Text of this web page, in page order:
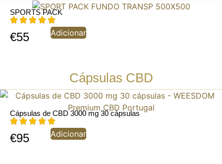
SPORTS PACK
€55 Adicionar
Cápsulas CBD
Cápsulas de CBD 3000 mg 30 cápsulas
€95 Adicionar